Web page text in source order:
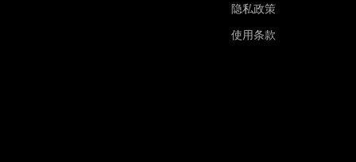
隐私政策
使用条款